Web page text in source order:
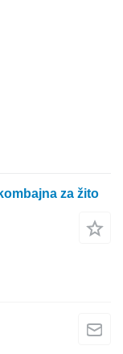
za žito